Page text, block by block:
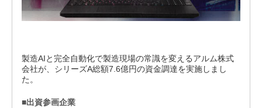
製造AIと完全自動化で製造現場の常識を変えるアルム株式
会社が、シリーズA総額7.6億円の資金調達を実施しまし
た。
■出資参画企業